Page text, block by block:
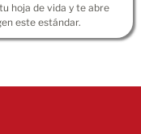
hoja de vida y te abre
este estándar.